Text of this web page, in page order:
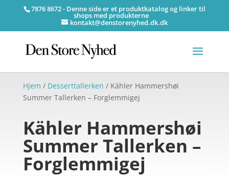
7876 8672 - Denne side er et produktkatalog og linker til
shops med produkterne
kontakt@denstorenyhed.dk.dk
Hjem / Desserttallerken / Kähler Hammershøi
Summer Tallerken – Forglemmigej
Kähler Hammershøi
Summer Tallerken –
Forglemmigej